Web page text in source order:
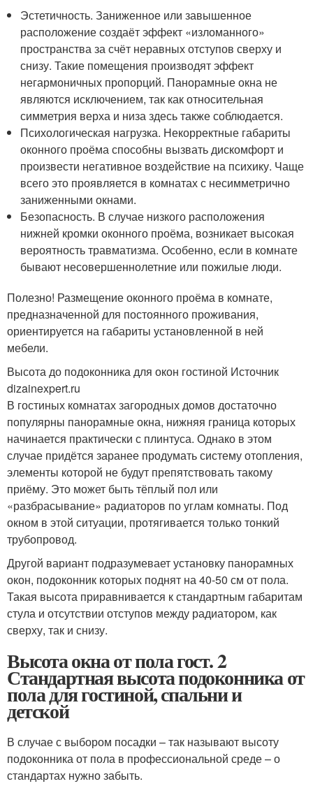
Эстетичность. Заниженное или завышенное
расположение создаёт эффект «изломанного»
пространства за счёт неравных отступов сверху и
снизу. Такие помещения производят эффект
негармоничных пропорций. Панорамные окна не
являются исключением, так как относительная
симметрия верха и низа здесь также соблюдается.
Психологическая нагрузка. Некорректные габариты
оконного проёма способны вызвать дискомфорт и
произвести негативное воздействие на психику. Чаще
всего это проявляется в комнатах с несимметрично
заниженными окнами.
Безопасность. В случае низкого расположения
нижней кромки оконного проёма, возникает высокая
вероятность травматизма. Особенно, если в комнате
бывают несовершеннолетние или пожилые люди.
Полезно! Размещение оконного проёма в комнате,
предназначенной для постоянного проживания,
ориентируется на габариты установленной в ней
мебели.
Высота до подоконника для окон гостиной Источник
dizainexpert.ru
В гостиных комнатах загородных домов достаточно
популярны панорамные окна, нижняя граница которых
начинается практически с плинтуса. Однако в этом
случае придётся заранее продумать систему отопления,
элементы которой не будут препятствовать такому
приёму. Это может быть тёплый пол или
«разбрасывание» радиаторов по углам комнаты. Под
окном в этой ситуации, протягивается только тонкий
трубопровод.
Другой вариант подразумевает установку панорамных
окон, подоконник которых поднят на 40-50 см от пола.
Такая высота приравнивается к стандартным габаритам
стула и отсутствии отступов между радиатором, как
сверху, так и снизу.
Высота окна от пола гост. 2
Стандартная высота подоконника от
пола для гостиной, спальни и
детской
В случае с выбором посадки – так называют высоту
подоконника от пола в профессиональной среде – о
стандартах нужно забыть.